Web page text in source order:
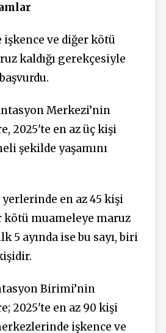
işkence ve diğer kötü
kaldığı gerekçesiyle
Merkezi’nin
2025'te en az üç kişi
şekilde yaşamını
en az 45 kişi
kötü muameleye maruz
5 ayında ise bu sayı, biri
Birimi’nin
2025'te en az 90 kişi
işkence ve